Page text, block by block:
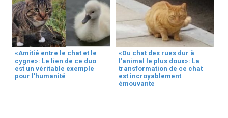
«Amitié entre le chat et le
cygne»: Le lien de ce duo
est un véritable exemple
pour l’humanité
«Du chat des rues dur à
l’animal le plus doux»: La
transformation de ce chat
est incroyablement
émouvante